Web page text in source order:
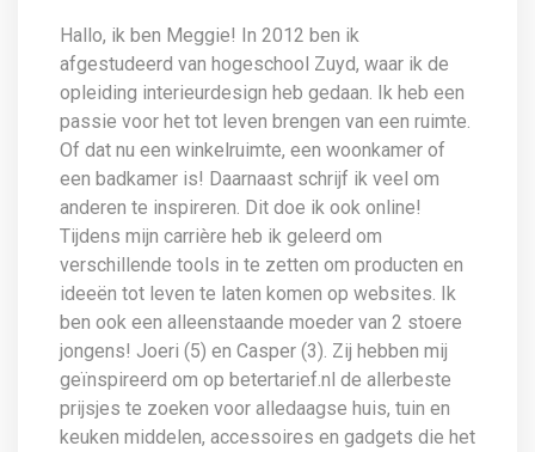
Hallo, ik ben Meggie! In 2012 ben ik
afgestudeerd van hogeschool Zuyd, waar ik de
opleiding interieurdesign heb gedaan. Ik heb een
passie voor het tot leven brengen van een ruimte.
Of dat nu een winkelruimte, een woonkamer of
een badkamer is! Daarnaast schrijf ik veel om
anderen te inspireren. Dit doe ik ook online!
Tijdens mijn carrière heb ik geleerd om
verschillende tools in te zetten om producten en
ideeën tot leven te laten komen op websites. Ik
ben ook een alleenstaande moeder van 2 stoere
jongens! Joeri (5) en Casper (3). Zij hebben mij
geïnspireerd om op betertarief.nl de allerbeste
prijsjes te zoeken voor alledaagse huis, tuin en
keuken middelen, accessoires en gadgets die het